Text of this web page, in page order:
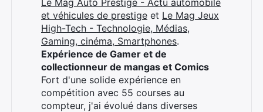
Le Mag Auto Prestige - Actu automobile
et véhicules de prestige et Le Mag Jeux
High-Tech - Technologie, Médias,
Gaming, cinéma, Smartphones.
Expérience de Gamer et de
collectionneur de mangas et Comics
Fort d'une solide expérience en
compétition avec 55 courses au
compteur, j'ai évolué dans diverses